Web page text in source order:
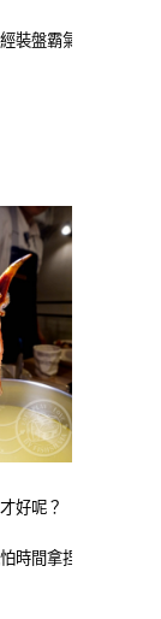
裝盤霸氣
好呢？
時間拿捏